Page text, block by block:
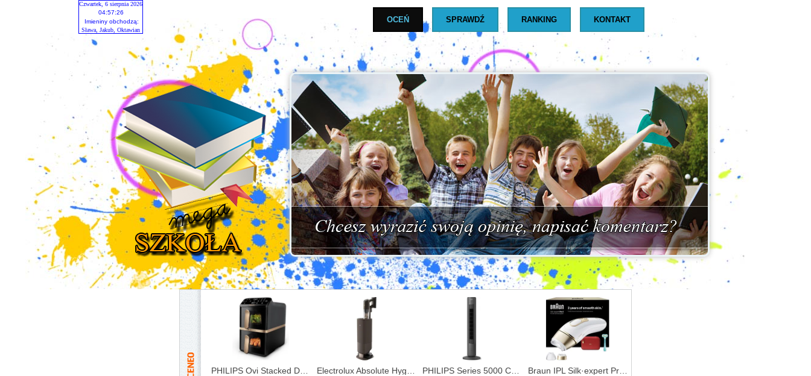
OCEŃ SPRAWDŹ RANKING KONTAKT
PHILIPS Ovi Stacked Dual Basket NA462/70
PHILIPS Series 5000 CX5535/11
Braun IPL Silk·expert Pro 5 PL5221
Czwartek, 6 sierpnia 2026
04:57:26
Imieniny obchodzą:
Sława, Jakub, Oktawian